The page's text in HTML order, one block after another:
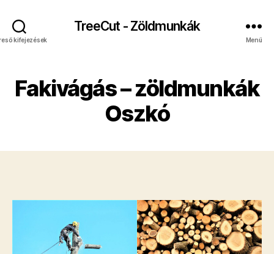
kifejezések
TreeCut - Zöldmunkák
Menü
Fakivágás – zöldmunkák
Oszkó